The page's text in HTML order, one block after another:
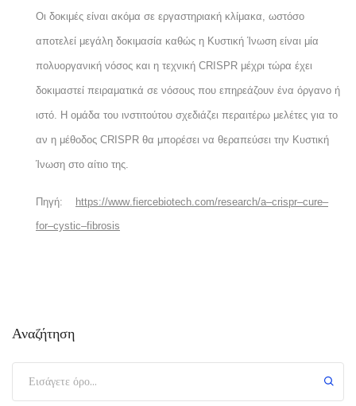
Οι δοκιμές είναι ακόμα σε εργαστηριακή κλίμακα, ωστόσο
αποτελεί μεγάλη δοκιμασία καθώς η Κυστική Ίνωση είναι μία
πολυοργανική νόσος και η τεχνική CRISPR μέχρι τώρα έχει
δοκιμαστεί πειραματικά σε νόσους που επηρεάζουν ένα όργανο ή
ιστό. Η ομάδα του ινστιτούτου σχεδιάζει περαιτέρω μελέτες για το
αν η μέθοδος CRISPR θα μπορέσει να θεραπεύσει την Κυστική
Ίνωση στο αίτιο της.
Πηγή: https://www.fiercebiotech.com/research/a–crispr–cure–
for–cystic–fibrosis
Αναζήτηση